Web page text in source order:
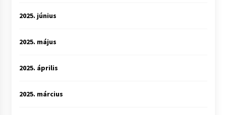
2025. június
2025. május
2025. április
2025. március